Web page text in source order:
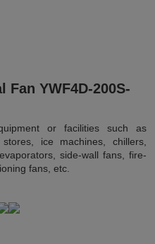
Fan YWF4D-200S-
or facilities such as
ice machines, chillers,
side-wall fans, fire-
fans, etc.